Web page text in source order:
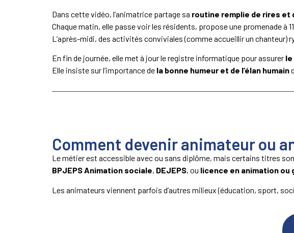
Dans cette vidéo, l’animatrice partage sa routine remplie de rires et
Chaque matin, elle passe voir les résidents, propose une promenade à
L’après-midi, des activités conviviales (comme accueillir un chanteur)
En fin de journée, elle met à jour le registre informatique pour assurer
Elle insiste sur l’importance de la bonne humeur et de l’élan humain
Comment devenir animateur ou
Le métier est accessible avec ou sans diplôme, mais certains titres
BPJEPS Animation sociale, DEJEPS, ou licence en animation ou
Les animateurs viennent parfois d’autres milieux (éducation, sport,